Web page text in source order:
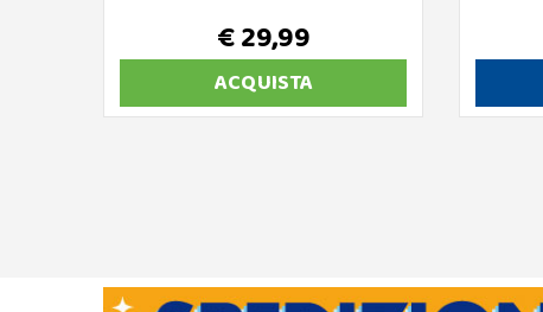
€ 29,99
ACQUISTA